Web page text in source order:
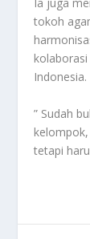
tokoh
Indonesia.
” Sudah
tetapi